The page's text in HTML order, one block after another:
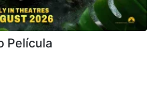
Película